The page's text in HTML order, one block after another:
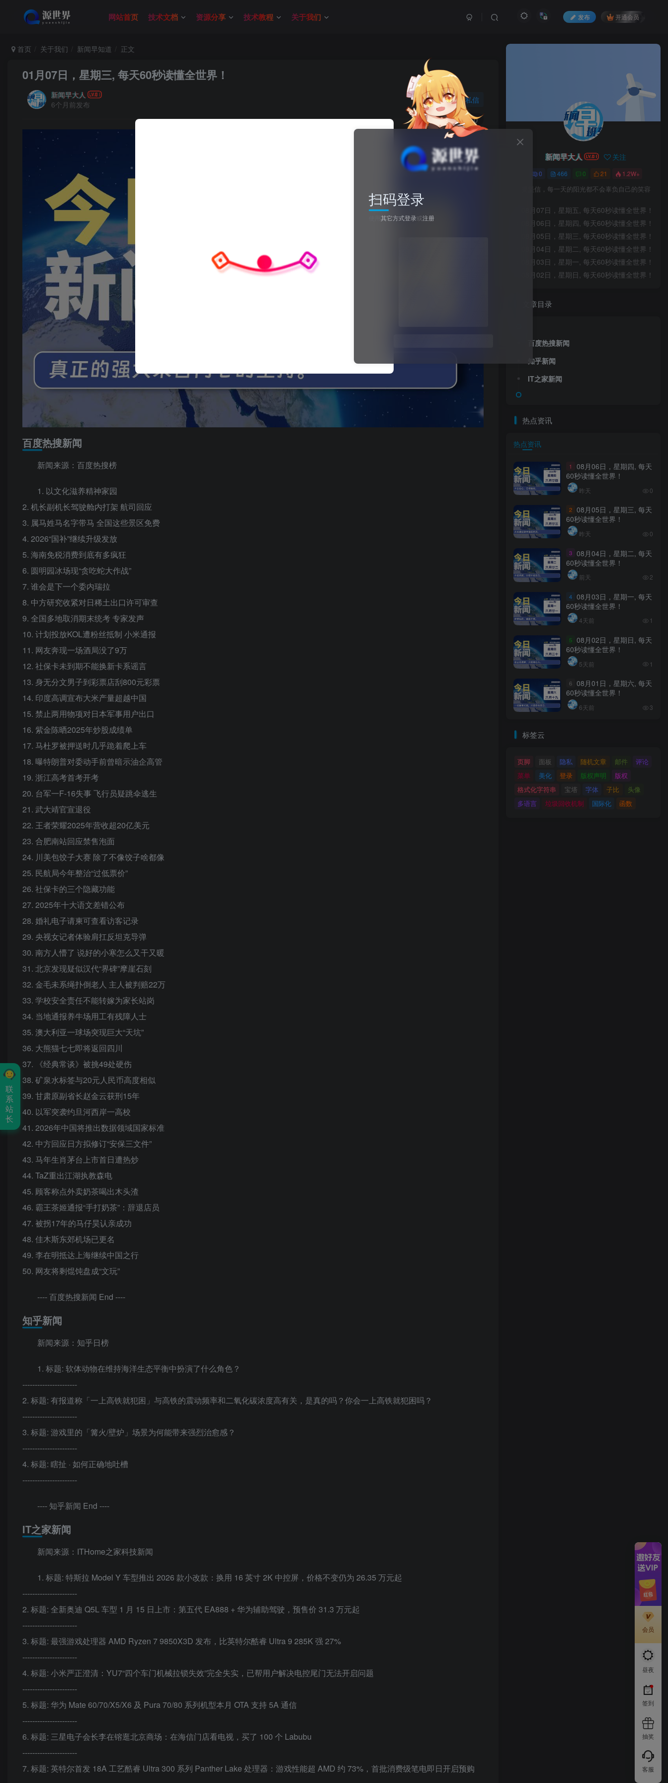
网站首页 技术文档 资源分享 技术教程 关于我们 发布 开通会员
首页 关于我们 新闻早知道 正文
01月07日，星期三, 每天60秒读懂全世界！
新闻早大人
6个月前发布
关注 私信
0 11 0
百度热搜新闻
新闻来源：百度热搜榜
1. 以文化滋养精神家园
2. 机长副机长驾驶舱内打架 航司回应
3. 属马姓马名字带马 全国这些景区免费
4. 2026“国补”继续升级发放
5. 海南免税消费到底有多疯狂
6. 圆明园冰场现“贪吃蛇大作战”
7. 谁会是下一个委内瑞拉
8. 中方研究收紧对日稀土出口许可审查
9. 全国多地取消期末统考 专家发声
10. 计划投放KOL遭粉丝抵制 小米通报
11. 网友奔现一场酒局没了9万
12. 社保卡未到期不能换新卡系谣言
13. 身无分文男子到彩票店刮800元彩票
14. 印度高调宣布大米产量超越中国
15. 禁止两用物项对日本军事用户出口
16. 紫金陈晒2025年炒股成绩单
17. 马杜罗被押送时几乎跪着爬上车
18. 曝特朗普对委动手前曾暗示油企高管
19. 浙江高考首考开考
20. 台军一F-16失事 飞行员疑跳伞逃生
21. 武大靖官宣退役
22. 王者荣耀2025年营收超20亿美元
23. 合肥南站回应禁售泡面
24. 川美包饺子大赛 除了不像饺子啥都像
25. 民航局今年整治“过低票价”
26. 社保卡的三个隐藏功能
27. 2025年十大语文差错公布
28. 婚礼电子请柬可查看访客记录
29. 央视女记者体验肩扛反坦克导弹
30. 南方人懵了 说好的小寒怎么又干又暖
31. 北京发现疑似汉代“界碑”摩崖石刻
32. 金毛未系绳扑倒老人 主人被判赔22万
33. 学校安全责任不能转嫁为家长站岗
34. 当地通报养牛场用工有残障人士
35. 澳大利亚一球场突现巨大“天坑”
36. 大熊猫七七即将返回四川
37. 《经典常谈》被挑49处硬伤
38. 矿泉水标签与20元人民币高度相似
39. 甘肃原副省长赵金云获刑15年
40. 以军突袭约旦河西岸一高校
41. 2026年中国将推出数据领域国家标准
42. 中方回应日方拟修订“安保三文件”
43. 马年生肖茅台上市首日遭热炒
44. TaZ重出江湖执教森电
45. 顾客称点外卖奶茶喝出木头渣
46. 霸王茶姬通报“手打奶茶”：辞退店员
47. 被拐17年的马仔昊认亲成功
48. 佳木斯东郊机场已更名
49. 李在明抵达上海继续中国之行
50. 网友将剩馄饨盘成“文玩”
---- 百度热搜新闻 End ----
知乎新闻
新闻来源：知乎日榜
1. 标题: 软体动物在维持海洋生态平衡中扮演了什么角色？
----------------------
2. 标题: 有报道称「一上高铁就犯困」与高铁的震动频率和二氧化碳浓度高有关，是真的吗？你会一上高铁就犯困吗？
----------------------
3. 标题: 游戏里的「篝火/壁炉」场景为何能带来强烈治愈感？
----------------------
4. 标题: 瞎扯 · 如何正确地吐槽
----------------------
---- 知乎新闻 End ----
IT之家新闻
新闻来源：ITHome之家科技新闻
1. 标题: 特斯拉 Model Y 车型推出 2026 款小改款：换用 16 英寸 2K 中控屏，价格不变仍为 26.35 万元起
----------------------
2. 标题: 全新奥迪 Q5L 车型 1 月 15 日上市：第五代 EA888 + 华为辅助驾驶，预售价 31.3 万元起
----------------------
3. 标题: 最强游戏处理器 AMD Ryzen 7 9850X3D 发布，比英特尔酷睿 Ultra 9 285K 强 27%
----------------------
4. 标题: 小米严正澄清：YU7“四个车门机械拉锁失效”完全失实，已帮用户解决电控尾门无法开启问题
----------------------
5. 标题: 华为 Mate 60/70/X5/X6 及 Pura 70/80 系列机型本月 OTA 支持 5A 通信
----------------------
6. 标题: 三星电子会长李在镕逛北京商场：在海信门店看电视，买了 100 个 Labubu
----------------------
7. 标题: 英特尔首发 18A 工艺酷睿 Ultra 300 系列 Panther Lake 处理器：游戏性能超 AMD 约 73%，首批消费级笔电即日开启预购
新闻早大人 关注
0 466 0 21 1.2W+
要坚信，每一天的阳光都不会辜负自己的笑容
08月07日，星期五, 每天60秒读懂全世界！
08月06日，星期四, 每天60秒读懂全世界！
08月05日，星期三, 每天60秒读懂全世界！
08月04日，星期二, 每天60秒读懂全世界！
08月03日，星期一, 每天60秒读懂全世界！
08月02日，星期日, 每天60秒读懂全世界！
文章目录
百度热搜新闻
知乎新闻
IT之家新闻
热点资讯
热点资讯
1
08月06日，星期四, 每天
60秒读懂全世界！
昨天 0
2 08月05日，星期三, 每天
60秒读懂全世界！
昨天 0
3 08月04日，星期二, 每天
60秒读懂全世界！
前天 2
4 08月03日，星期一, 每天
60秒读懂全世界！
4天前 1
5 08月02日，星期日, 每天
60秒读懂全世界！
5天前 1
6 08月01日，星期六, 每天
60秒读懂全世界！
6天前 3
标签云
页脚 面板 隐私 随机文章 邮件
评论
菜单
美化 登录 版权声明
版权
格式化字符串
宝塔 字体 子比
头像
多语言
垃圾回收机制 国际化 函数
扫码登录
其它方式登录或注册
联
系
站
长
会员
昼夜
签到
抽奖
客服